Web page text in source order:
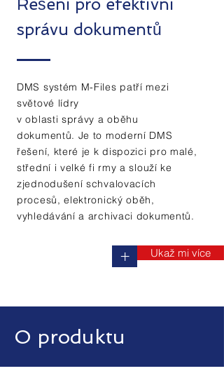
Řešení pro efektivní
správu dokumentů
DMS systém M-Files patří mezi
světové lídry
v oblasti správy a oběhu
dokumentů. Je to moderní DMS
řešení, které je k dispozici pro malé,
střední i velké fi rmy a slouží ke
zjednodušení schvalovacích
procesů, elektronický oběh,
vyhledávání a archivaci dokumentů.
+ Ukaž mi více
O produktu